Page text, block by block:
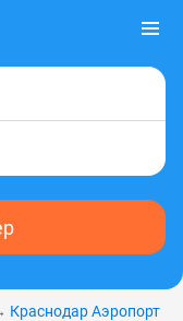
Краснодар Аэропорт